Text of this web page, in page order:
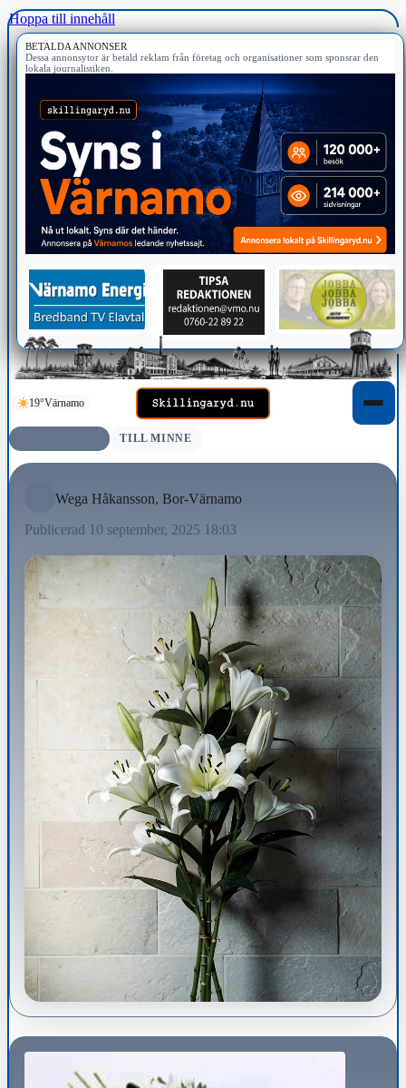
Hoppa till innehåll
BETALDA ANNONSER
Dessa annonsytor är betald reklam från företag och organisationer som sponsrar den
lokala journalistiken.
19°Värnamo
TILL MINNE
Wega Håkansson, Bor-Värnamo
Publicerad 10 september, 2025 18:03